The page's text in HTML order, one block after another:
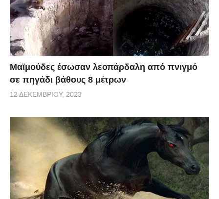
Μαϊμούδες έσωσαν λεοπάρδαλη από πνιγμό
σε πηγάδι βάθους 8 μέτρων
12 ΔΕΚΕΜΒΡΊΟΥ, 2023